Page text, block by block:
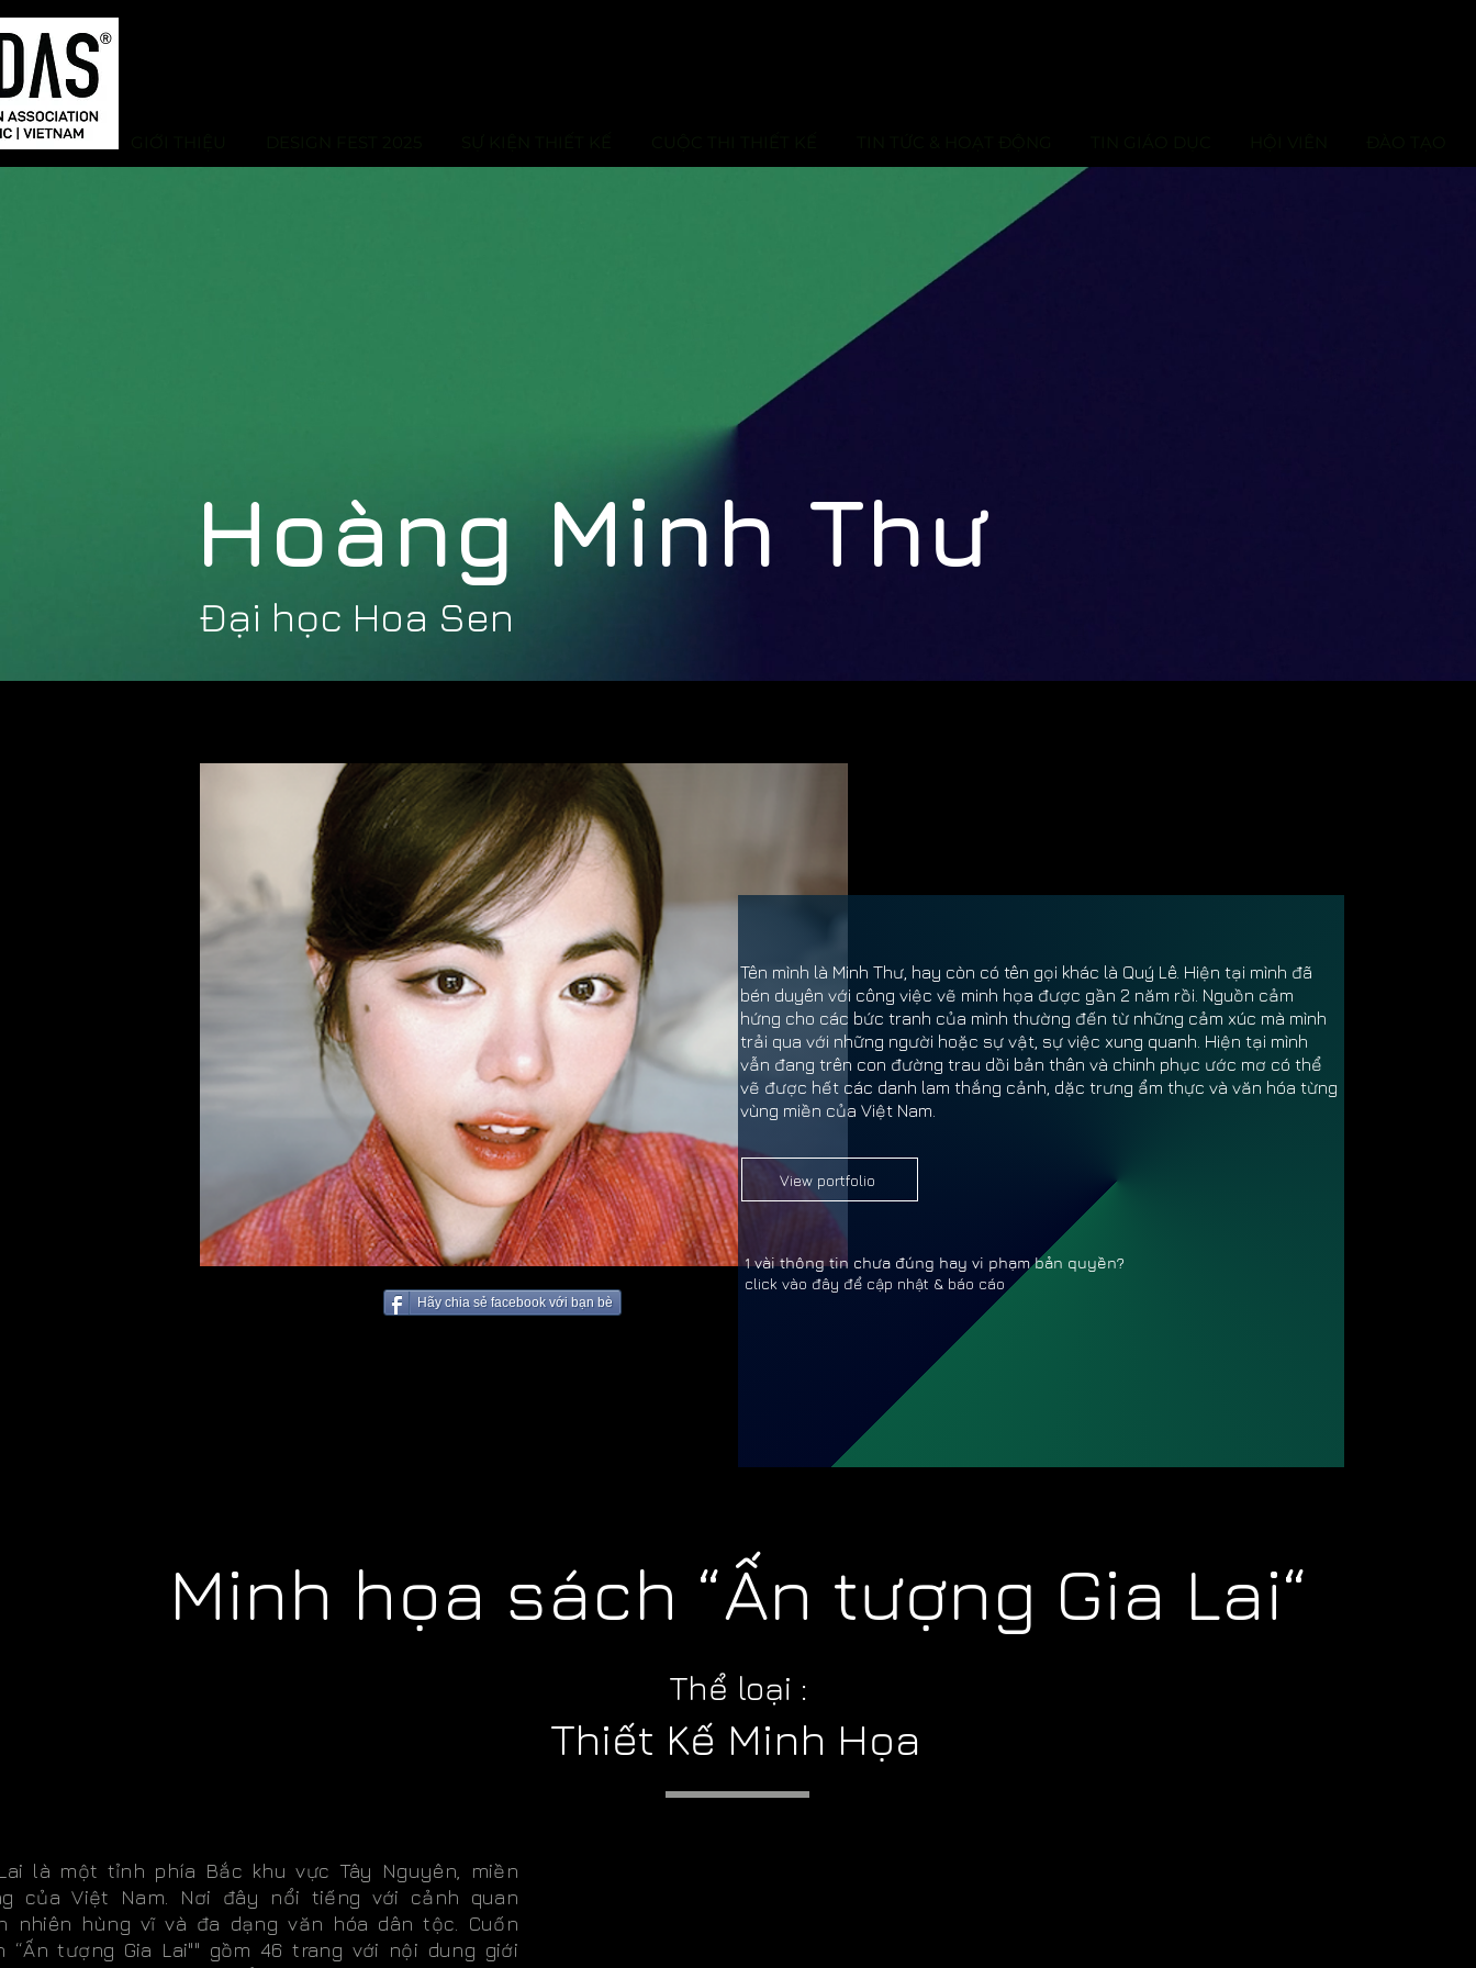
Hoàng Minh Thư
Đại học Hoa Sen
HOÀNG
HOÀNG
Hãy chia sẻ facebook với bạn bè
Tên mình là Minh Thư, hay còn có tên gọi khác là Quý Lê. Hiện tại mình đã
bén duyên với công việc vẽ minh họa được gần 2 năm rồi. Nguồn cảm
hứng cho các bức tranh của mình thường đến từ những cảm xúc mà mình
trải qua với những người hoặc sự vật, sự việc xung quanh. Hiện tại mình
vẫn đang trên con đường trau dồi bản thân và chinh phục ước mơ có thể
vẽ được hết các danh lam thắng cảnh, dặc trưng ẩm thực và văn hóa từng
vùng miền của Việt Nam.
View portfolio
click vào đây để cập nhật & báo cáo
1 vài thông tin chưa đúng hay vi phạm bản quyền?
Minh họa sách “Ấn tượng Gia Lai“
Thể loại :
Thiết Kế Minh Họa
là một tỉnh phía Bắc khu vực Tây Nguyên, miền
của Việt Nam. Nơi đây nổi tiếng với cảnh quan
nhiên hùng vĩ và đa dạng văn hóa dân tộc. Cuốn
“Ấn tượng Gia Lai"" gồm 46 trang với nội dung giới